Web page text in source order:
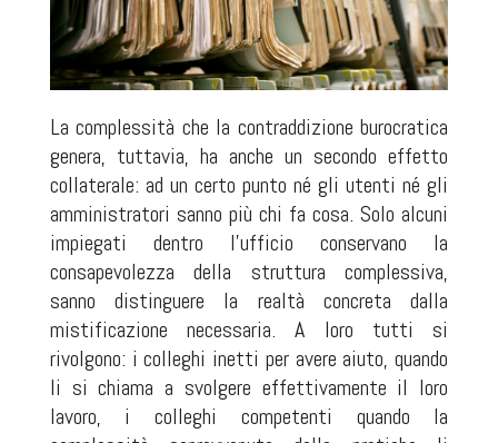
La complessità che la contraddizione burocratica
genera, tuttavia, ha anche un secondo effetto
collaterale: ad un certo punto né gli utenti né gli
amministratori sanno più chi fa cosa. Solo alcuni
impiegati dentro l'ufficio conservano la
consapevolezza della struttura complessiva,
sanno distinguere la realtà concreta dalla
mistificazione necessaria. A loro tutti si
rivolgono: i colleghi inetti per avere aiuto, quando
li si chiama a svolgere effettivamente il loro
lavoro, i colleghi competenti quando la